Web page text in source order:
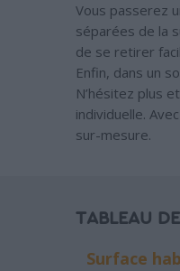
Vous passerez
séparées de la
de se retirer
Enfin, dans un
N’hésitez plus
individuelle.
sur-mesure.
TABLEAU
Surface